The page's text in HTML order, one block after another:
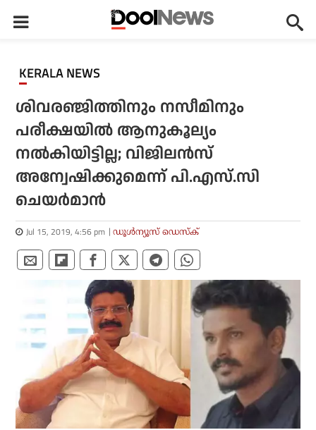
KERALA NEWS
ശിവരഞ്ജിത്തിനും നസീമിനും
പരീക്ഷയില്‍ ആനുകൂല്യം
നല്‍കിയിട്ടില്ല; വിജിലന്‍സ്
അന്വേഷിക്കുമെന്ന് പി.എസ്.സി
ചെയര്‍മാന്‍
Jul 15, 2019, 4:56 pm ഡൂള്‍ന്യൂസ് ഡെസ്‌ക്